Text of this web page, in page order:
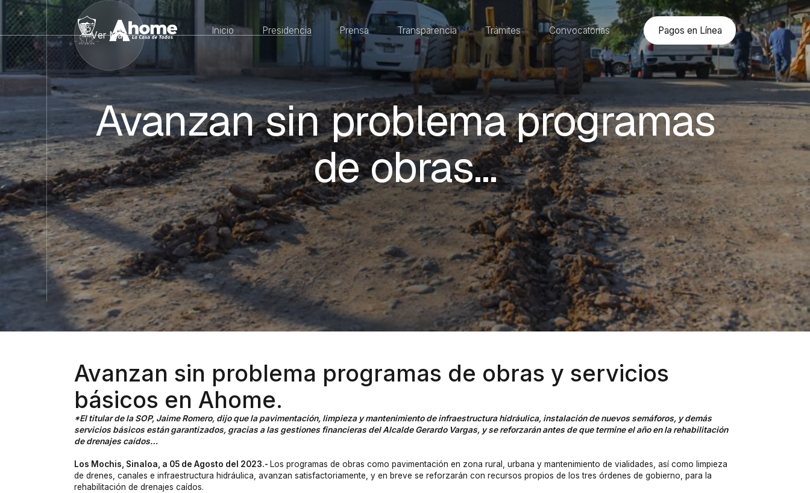
Inicio Presidencia Prensa Transparencia Trámites Convocatorias Pagos en Línea
Avanzan sin problema programas
de obras…
Ver Más
Avanzan sin problema programas de obras y servicios
básicos en Ahome.
*El titular de la SOP, Jaime Romero, dijo que la pavimentación, limpieza y mantenimiento de infraestructura hidráulica, instalación de nuevos semáforos, y demás
servicios básicos están garantizados, gracias a las gestiones financieras del Alcalde Gerardo Vargas, y se reforzarán antes de que termine el año en la rehabilitación
de drenajes caídos…
Los Mochis, Sinaloa, a 05 de Agosto del 2023.- Los programas de obras como pavimentación en zona rural, urbana y mantenimiento de vialidades, así como limpieza
de drenes, canales e infraestructura hidráulica, avanzan satisfactoriamente, y en breve se reforzarán con recursos propios de los tres órdenes de gobierno, para la
rehabilitación de drenajes caídos.